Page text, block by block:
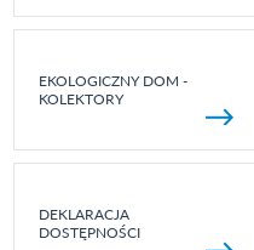
EKOLOGICZNY DOM -
KOLEKTORY
DEKLARACJA
DOSTĘPNOŚCI